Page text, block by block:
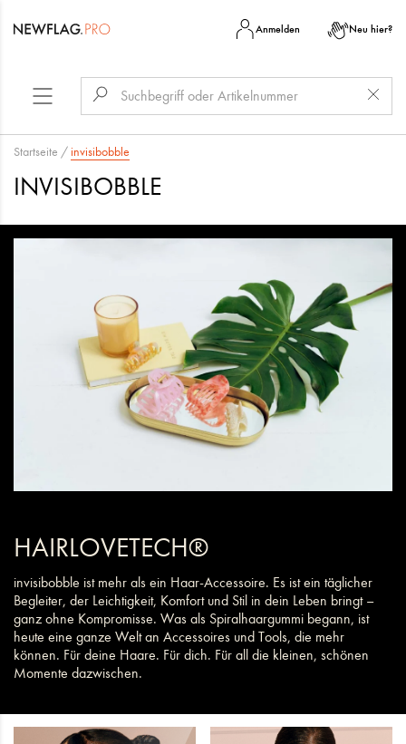
Anmelden Neu hier?
Startseite /invisibobble
INVISIBOBBLE
HAIRLOVETECH®
invisibobble ist mehr als ein Haar-Accessoire. Es ist ein täglicher
Begleiter, der Leichtigkeit, Komfort und Stil in dein Leben bringt –
ganz ohne Kompromisse. Was als Spiralhaargummi begann, ist
heute eine ganze Welt an Accessoires und Tools, die mehr
können. Für deine Haare. Für dich. Für all die kleinen, schönen
Momente dazwischen.